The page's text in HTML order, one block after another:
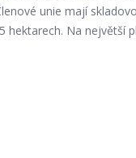
unie mají
hektarech. Na největší